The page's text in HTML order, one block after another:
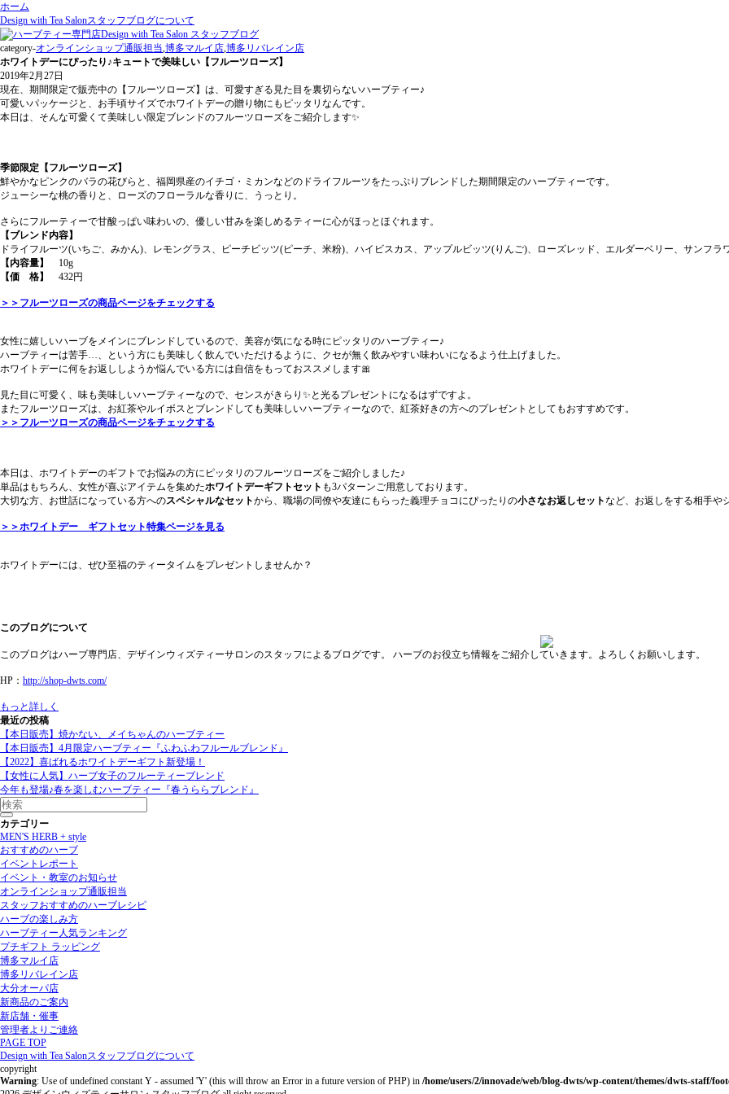
ホーム
Design with Tea Salonスタッフブログについて
category-オンラインショップ通販担当,博多マルイ店,博多リバレイン店
ホワイトデーにぴったり♪キュートで美味しい【フルーツローズ】
2019年2月27日
現在、期間限定で販売中の【フルーツローズ】は、可愛すぎる見た目を裏切らないハーブティー♪
可愛いパッケージと、お手頃サイズでホワイトデーの贈り物にもピッタリなんです。
本日は、そんな可愛くて美味しい限定ブレンドのフルーツローズをご紹介します✨
季節限定【フルーツローズ】
鮮やかなピンクのバラの花びらと、福岡県産のイチゴ・ミカンなどのドライフルーツをたっぷりブレンドした期間限定のハーブティーです。
ジューシーな桃の香りと、ローズのフローラルな香りに、うっとり。
さらにフルーティーで甘酸っぱい味わいの、優しい甘みを楽しめるティーに心がほっとほぐれます。
【ブレンド内容】
ドライフルーツ(いちご、みかん)、レモングラス、ピーチビッツ(ピーチ、米粉)、ハイビスカス、アップルビッツ(りんご)、ローズレッド、エルダーベリー、サンフ
【内容量】
10g
【価 格】
432円
＞＞フルーツローズの商品ページをチェックする
女性に嬉しいハーブをメインにブレンドしているので、美容が気になる時にピッタリのハーブティー♪
ハーブティーは苦手…、という方にも美味しく飲んでいただけるように、クセが無く飲みやすい味わいになるよう仕上げました。
ホワイトデーに何をお返ししようか悩んでいる方には自信をもっておススメします🎀
見た目に可愛く、味も美味しいハーブティーなので、センスがきらり✨と光るプレゼントになるはずですよ。
またフルーツローズは、お紅茶やルイボスとブレンドしても美味しいハーブティーなので、紅茶好きの方へのプレゼントとしてもおすすめです。
＞＞フルーツローズの商品ページをチェックする
本日は、ホワイトデーのギフトでお悩みの方にピッタリのフルーツローズをご紹介しました♪
単品はもちろん、女性が喜ぶアイテムを集めたホワイトデーギフトセット も3パターンご用意しております。
大切な方、お世話になっている方へのスペシャルなセットから、職場の同僚や友達にもらった義理チョコにぴったりの小さなお返しセットなど、お返しをする相手や
＞＞ホワイトデー ギフトセット特集ページを見る
ホワイトデーには、ぜひ至福のティータイムをプレゼントしませんか？
このブログについて
このブログはハーブ専門店、デザインウィズティーサロンのスタッフによるブログです。 ハーブのお役立ち情報をご紹介していきます。よろしくお願いします。
HP： http://shop-dwts.com/
もっと詳しく
最近の投稿
【本日販売】焼かない、メイちゃんのハーブティー
【本日販売】4月限定ハーブティー『ふわふわフルールブレンド』
【2022】喜ばれるホワイトデーギフト新登場！
【女性に人気】ハーブ女子のフルーティーブレンド
今年も登場♪春を楽しむハーブティー『春うららブレンド』
カテゴリー
MEN'S HERB + style
おすすめのハーブ
イベントレポート
イベント・教室のお知らせ
オンラインショップ通販担当
スタッフおすすめのハーブレシピ
ハーブの楽しみ方
ハーブティー人気ランキング
プチギフト ラッピング
博多マルイ店
博多リバレイン店
大分オーパ店
新商品のご案内
新店舗・催事
管理者よりご連絡
PAGE TOP
Design with Tea Salonスタッフブログについて
copyright
Warning: Use of undefined constant Y - assumed 'Y' (this will throw an Error in a future version of PHP) in /home/users/2/innovade/web/blog-dwts/wp-content/themes/dwts-staff/